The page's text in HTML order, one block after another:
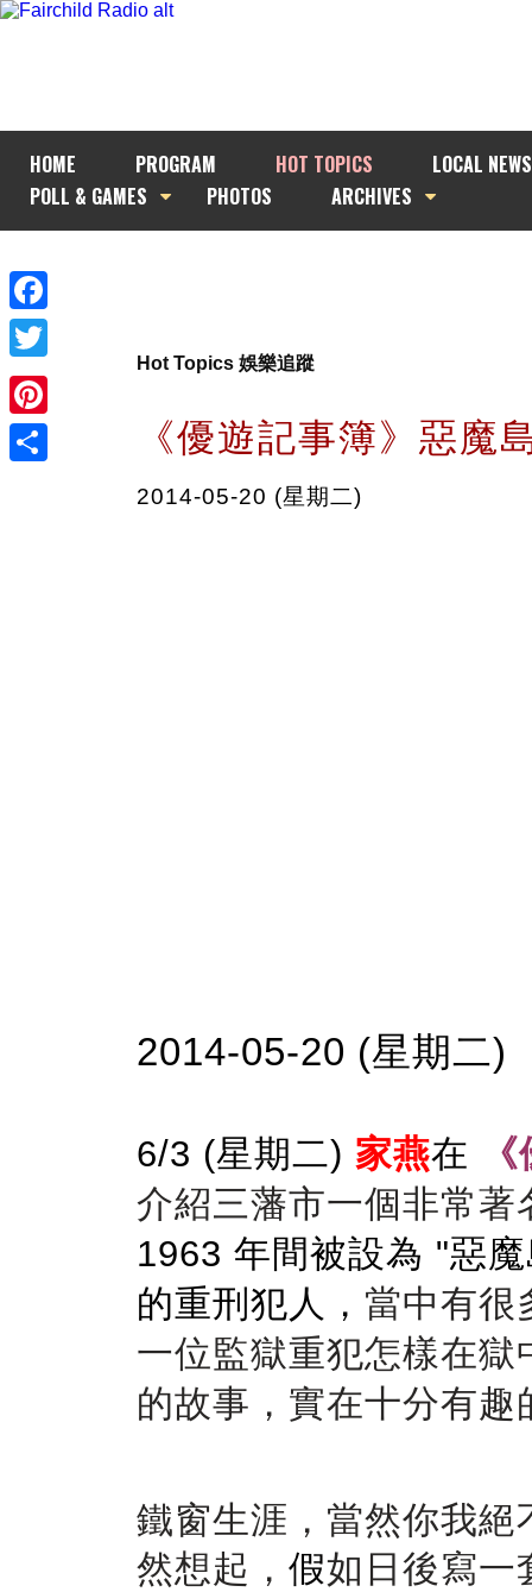
HOME PROGRAM HOT TOPICS
LOCAL NEWS
POLL & GAMES
PHOTOS ARCHIVES
Facebook
Twitter
Pinterest
Hot Topics 娛樂追蹤
《優遊記事簿》惡魔
2014-05-20 (星期二)
2014-05-20 (星期二)
6/3 (星期二) 家燕在
介紹三藩市一個非常著
1963 年間被設為 "惡
的重刑犯人 ， 當中有很
一位監獄重犯怎樣在
的故事 ， 實在十分有趣
鐵窗生涯 ， 當然你我絕
然想起 ， 假如日後寫一